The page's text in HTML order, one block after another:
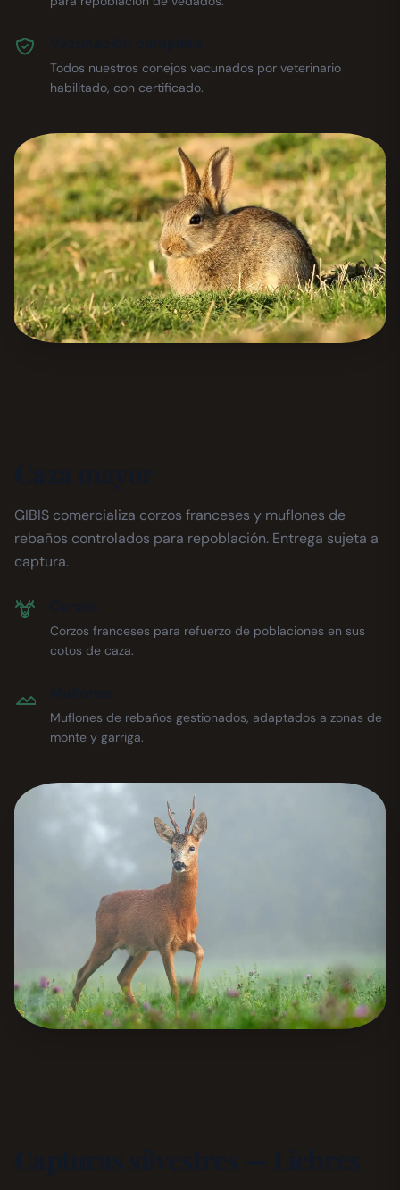
Todos nuestros conejos vacunados por veterinario
habilitado, con certificado.
GIBIS comercializa corzos franceses y muflones de
rebaños controlados para repoblación. Entrega sujeta a
captura.
Corzos franceses para refuerzo de poblaciones en sus
cotos de caza.
Muflones de rebaños gestionados, adaptados a zonas de
monte y garriga.